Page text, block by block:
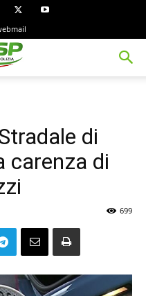
di
carenza di
699